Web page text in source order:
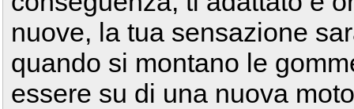
nuove, la tua sensazione
quando si montano le
essere su di una nuova